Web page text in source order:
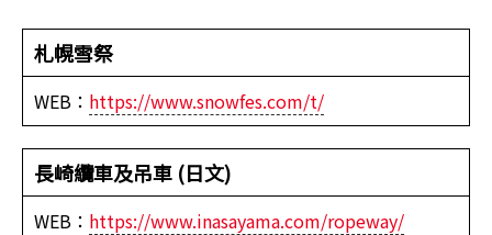
札幌雪祭
WEB： https://www.snowfes.com/t/
長崎纜車及吊車 (日文)
WEB： https://www.inasayama.com/ropeway/